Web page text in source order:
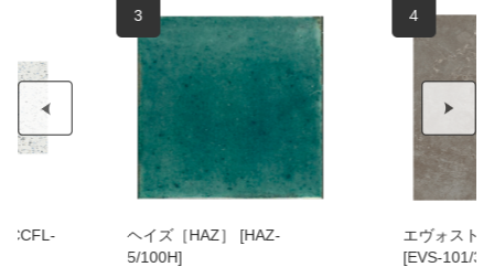
3
ヘイズ［HAZ］ [HAZ-
5/100H]
4
エヴォスト
[EVS-101/